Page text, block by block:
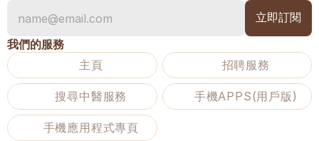
我們的服務
主頁
招聘服務
搜尋中醫服務 手機APPS(用戶版)
手機應用程式專頁